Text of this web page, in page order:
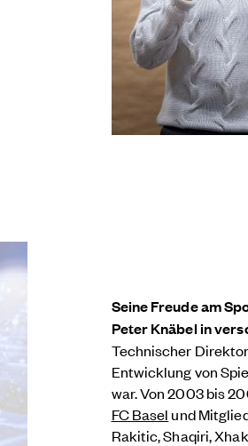
Seine Freude am
Peter Knäbel in
Technischer
Entwicklung von
war. Von 2003 bis
FC Basel und
Rakitic, Shaqiri,